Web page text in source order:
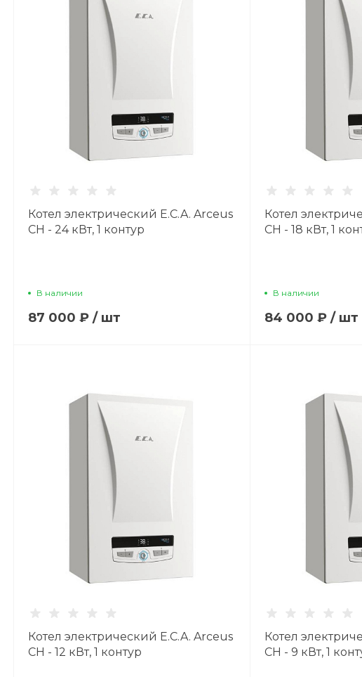
Котел электрический E.C.A. Arceus
CH - 24 кВт, 1 контур
В наличии
87 000 ₽ / шт
Котел
CH - 18 кВт, 1
В наличии
84 000 ₽/ шт
Котел электрический E.C.A. Arceus
CH - 12 кВт, 1 контур
Котел
CH - 9 кВт, 1